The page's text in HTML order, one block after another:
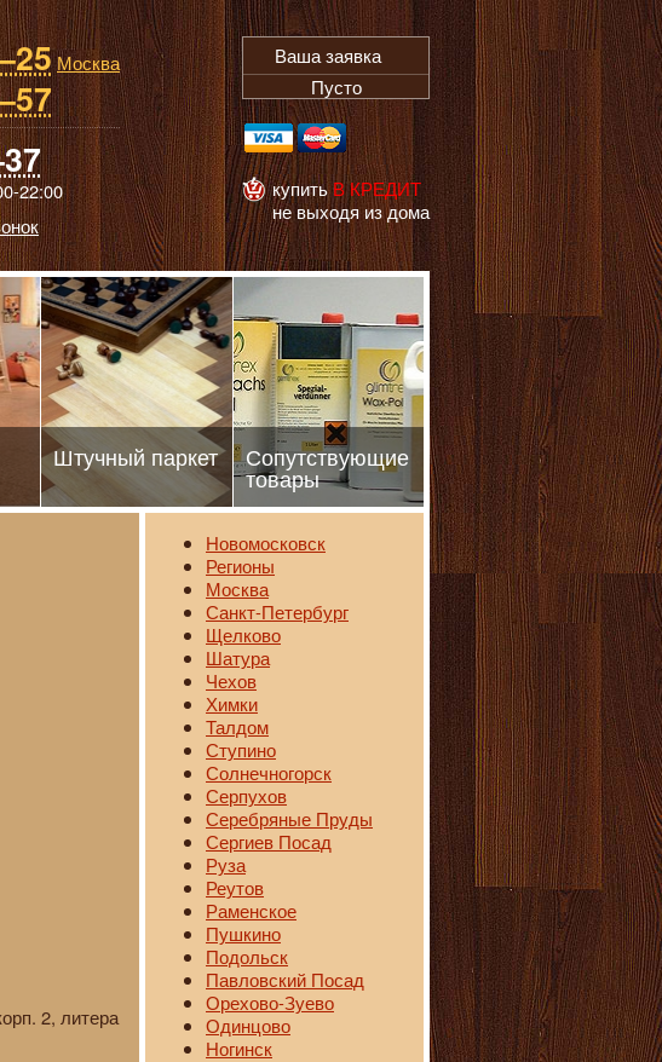
Москва
22:00
Ваша заявка
Пусто
купитьВ КРЕДИТ
не выходя из дома
Штучный паркет Сопутствующие
товары
2, литера
Новомосковск
Регионы
Москва
Санкт-Петербург
Щелково
Шатура
Чехов
Химки
Талдом
Ступино
Солнечногорск
Серпухов
Серебряные Пруды
Сергиев Посад
Руза
Реутов
Раменское
Пушкино
Подольск
Павловский Посад
Орехово-Зуево
Одинцово
Ногинск